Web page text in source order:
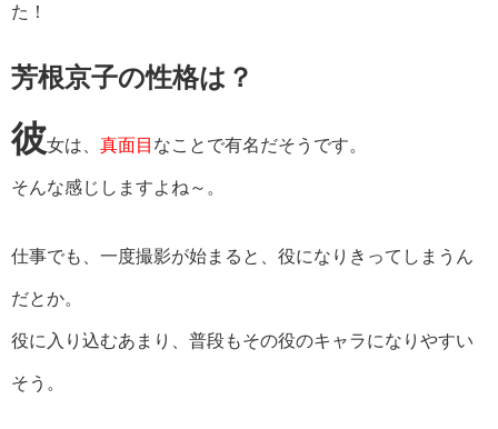
た！
芳根京子の性格は？
彼女は、 真面目 なことで有名だそうです。
そんな感じしますよね～。
仕事でも、一度撮影が始まると、役になりきってしまうん
だとか。
役に入り込むあまり、普段もその役のキャラになりやすい
そう。